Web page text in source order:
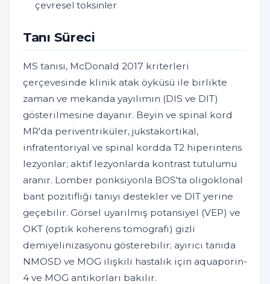
çevresel toksinler
Tanı Süreci
MS tanısı, McDonald 2017 kriterleri
çerçevesinde klinik atak öyküsü ile birlikte
zaman ve mekanda yayılımın (DIS ve DIT)
gösterilmesine dayanır. Beyin ve spinal kord
MR'da periventriküler, jukstakortikal,
infratentoriyal ve spinal kordda T2 hiperintens
lezyonlar; aktif lezyonlarda kontrast tutulumu
aranır. Lomber ponksiyonla BOS'ta oligoklonal
bant pozitifliği tanıyı destekler ve DIT yerine
geçebilir. Görsel uyarılmış potansiyel (VEP) ve
OKT (optik koherens tomografi) gizli
demiyelinizasyonu gösterebilir; ayırıcı tanıda
NMOSD ve MOG ilişkili hastalık için aquaporin-
4 ve MOG antikorları bakılır.